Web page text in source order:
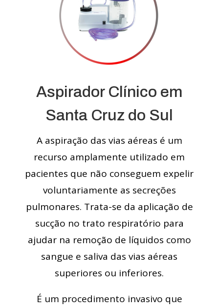
Aspirador Clínico em
Santa Cruz do Sul
A aspiração das vias aéreas é um
recurso amplamente utilizado em
pacientes que não conseguem expelir
voluntariamente as secreções
pulmonares. Trata-se da aplicação de
sucção no trato respiratório para
ajudar na remoção de líquidos como
sangue e saliva das vias aéreas
superiores ou inferiores.
É um procedimento invasivo que